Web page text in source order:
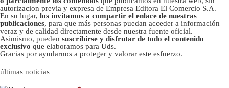
autorizacion previa y expresa de Empresa Editora El Comercio S.A.
En su lugar, los invitamos a compartir el enlace de nuestras
publicaciones, para que más personas puedan acceder a información
veraz y de calidad directamente desde nuestra fuente oficial.
Asimismo, pueden suscribirse y disfrutar de todo el contenido
exclusivo que elaboramos para Uds.
Gracias por ayudarnos a proteger y valorar este esfuerzo.
últimas noticias